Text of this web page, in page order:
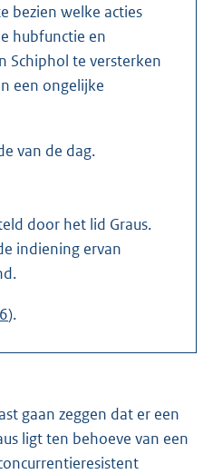
bezien welke acties
hubfunctie en
Schiphol te versterken
een ongelijke
van de dag.
door het lid Graus.
indiening ervan
).
gaan zeggen dat er een
ligt ten behoeve van een